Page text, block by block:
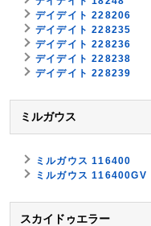
デイデイト 228206
デイデイト 228235
デイデイト 228236
デイデイト 228238
デイデイト 228239
ミルガウス
ミルガウス 116400
ミルガウス 116400GV
スカイドゥエラー